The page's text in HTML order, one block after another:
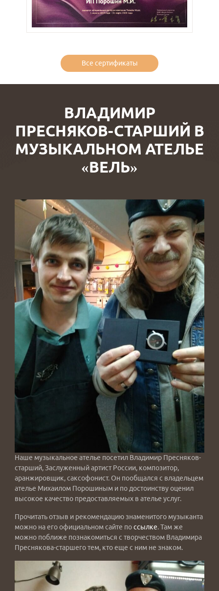
Все сертификаты
ВЛАДИМИР
ПРЕСНЯКОВ-СТАРШИЙ В
МУЗЫКАЛЬНОМ АТЕЛЬЕ
«ВЕЛЬ»
Наше музыкальное ателье посетил Владимир Пресняков-
старший, Заслуженный артист России, композитор,
аранжировщик, саксофонист. Он пообщался с владельцем
ателье Михаилом Порошиным и по достоинству оценил
высокое качество предоставляемых в ателье услуг.
Прочитать отзыв и рекомендацию знаменитого музыканта
можно на его официальном сайте поссылке. Там же
можно поближе познакомиться с творчеством Владимира
Преснякова-старшего тем, кто еще с ним не знаком.